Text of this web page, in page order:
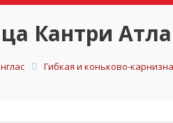
Кантри
Гибкая и коньково-